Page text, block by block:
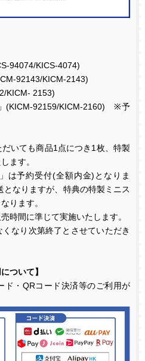
94074/KICS-4074)
92143/KICM-2143)
KICM- 2153)
(KICM-92159/KICM-2160) ※予
いても商品1 点につき 1 枚、特製
ます。
は予約受付(全額内金) となりま
となりますが、特典の特製ミニス
ります。
時間に準じて実施いたします。
なり次第終了とさせていただき
ついて】
ド・ QRコード決済等のご利用が